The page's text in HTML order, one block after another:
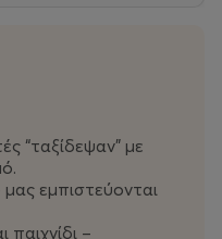
ποδοσφαιράκι και
εμπνευσμένο
συνεργασίας
“ταξίδεψαν” με
εμπιστεύονται
παιχνίδι –